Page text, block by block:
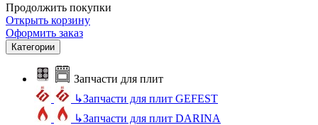
Продолжить покупки
Открыть корзину
Оформить заказ
Категории
Запчасти для плит
↳Запчасти для плит GEFEST
↳Запчасти для плит DARINA